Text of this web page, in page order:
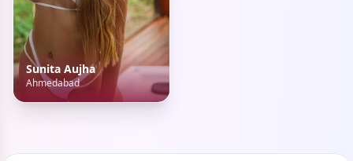
Sunita Aujha
Ahmedabad